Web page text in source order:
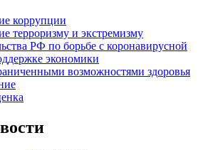
коррупции
терроризму и экстремизму
РФ по борьбе с коронавирусной
экономики
возможностями здоровья